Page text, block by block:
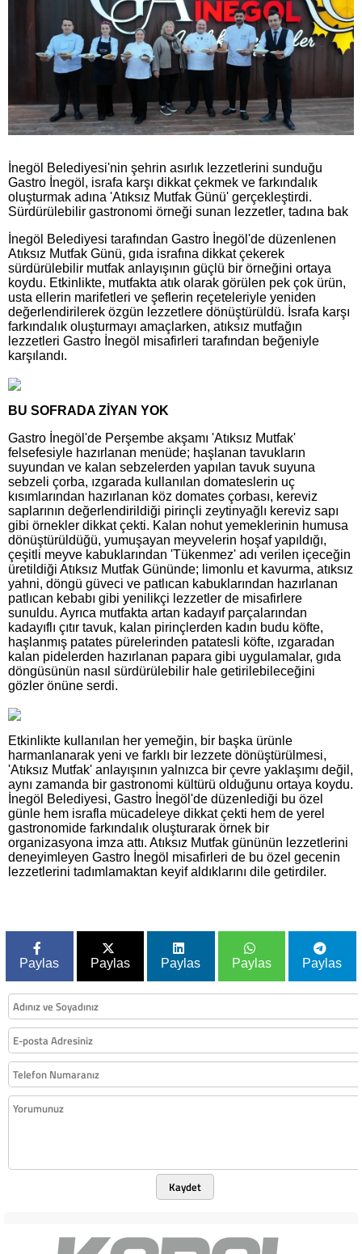
İnegöl Belediyesi'nin şehrin asırlık lezzetlerini sunduğu
Gastro İnegöl, israfa karşı dikkat çekmek ve farkındalık
oluşturmak adına 'Atıksız Mutfak Günü' gerçekleştirdi.
Sürdürülebilir gastronomi örneği sunan lezzetler, tadına bak
İnegöl Belediyesi tarafından Gastro İnegöl'de düzenlenen
Atıksız Mutfak Günü, gıda israfına dikkat çekerek
sürdürülebilir mutfak anlayışının güçlü bir örneğini ortaya
koydu. Etkinlikte, mutfakta atık olarak görülen pek çok ürün,
usta ellerin marifetleri ve şeflerin reçeteleriyle yeniden
değerlendirilerek özgün lezzetlere dönüştürüldü. İsrafa karşı
farkındalık oluşturmayı amaçlarken, atıksız mutfağın
lezzetleri Gastro İnegöl misafirleri tarafından beğeniyle
karşılandı.
BU SOFRADA ZİYAN YOK
Gastro İnegöl'de Perşembe akşamı 'Atıksız Mutfak'
felsefesiyle hazırlanan menüde; haşlanan tavukların
suyundan ve kalan sebzelerden yapılan tavuk suyuna
sebzeli çorba, ızgarada kullanılan domateslerin uç
kısımlarından hazırlanan köz domates çorbası, kereviz
saplarının değerlendirildiği pirinçli zeytinyağlı kereviz sapı
gibi örnekler dikkat çekti. Kalan nohut yemeklerinin humusa
dönüştürüldüğü, yumuşayan meyvelerin hoşaf yapıldığı,
çeşitli meyve kabuklarından 'Tükenmez' adı verilen içeceğin
üretildiği Atıksız Mutfak Gününde; limonlu et kavurma, atıksız
yahni, döngü güveci ve patlıcan kabuklarından hazırlanan
patlıcan kebabı gibi yenilikçi lezzetler de misafirlere
sunuldu. Ayrıca mutfakta artan kadayıf parçalarından
kadayıflı çıtır tavuk, kalan pirinçlerden kadın budu köfte,
haşlanmış patates pürelerinden patatesli köfte, ızgaradan
kalan pidelerden hazırlanan papara gibi uygulamalar, gıda
döngüsünün nasıl sürdürülebilir hale getirilebileceğini
gözler önüne serdi.
Etkinlikte kullanılan her yemeğin, bir başka ürünle
harmanlanarak yeni ve farklı bir lezzete dönüştürülmesi,
'Atıksız Mutfak' anlayışının yalnızca bir çevre yaklaşımı değil,
aynı zamanda bir gastronomi kültürü olduğunu ortaya koydu.
İnegöl Belediyesi, Gastro İnegöl'de düzenlediği bu özel
günle hem israfla mücadeleye dikkat çekti hem de yerel
gastronomide farkındalık oluşturarak örnek bir
organizasyona imza attı. Atıksız Mutfak gününün lezzetlerini
deneyimleyen Gastro İnegöl misafirleri de bu özel gecenin
lezzetlerini tadımlamaktan keyif aldıklarını dile getirdiler.
Paylas Paylas Paylas Paylas Paylas
Kaydet